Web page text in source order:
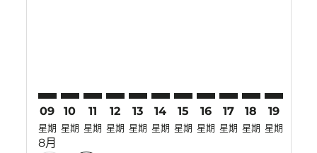
09
星期
8月
10
星期
11
星期
12
星期
13
星期
14
星期
15
星期
16
星期
17
星期
18
星期
19
星期